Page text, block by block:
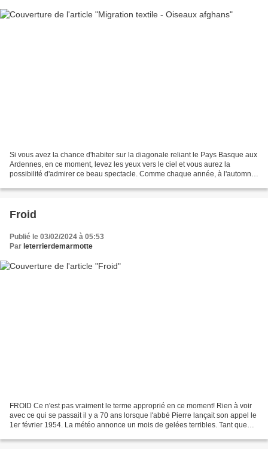
Si vous avez la chance d'habiter sur la diagonale reliant le Pays Basque aux
Ardennes, en ce moment, levez les yeux vers le ciel et vous aurez la
possibilité d'admirer ce beau spectacle. Comme chaque année, à l'automne
Froid
Publié le 03/02/2024 à 05:53
Par leterrierdemarmotte
FROID Ce n'est pas vraiment le terme approprié en ce moment! Rien à voir
avec ce qui se passait il y a 70 ans lorsque l'abbé Pierre lançait son appel le
1er février 1954. La météo annonce un mois de gelées terribles. Tant que